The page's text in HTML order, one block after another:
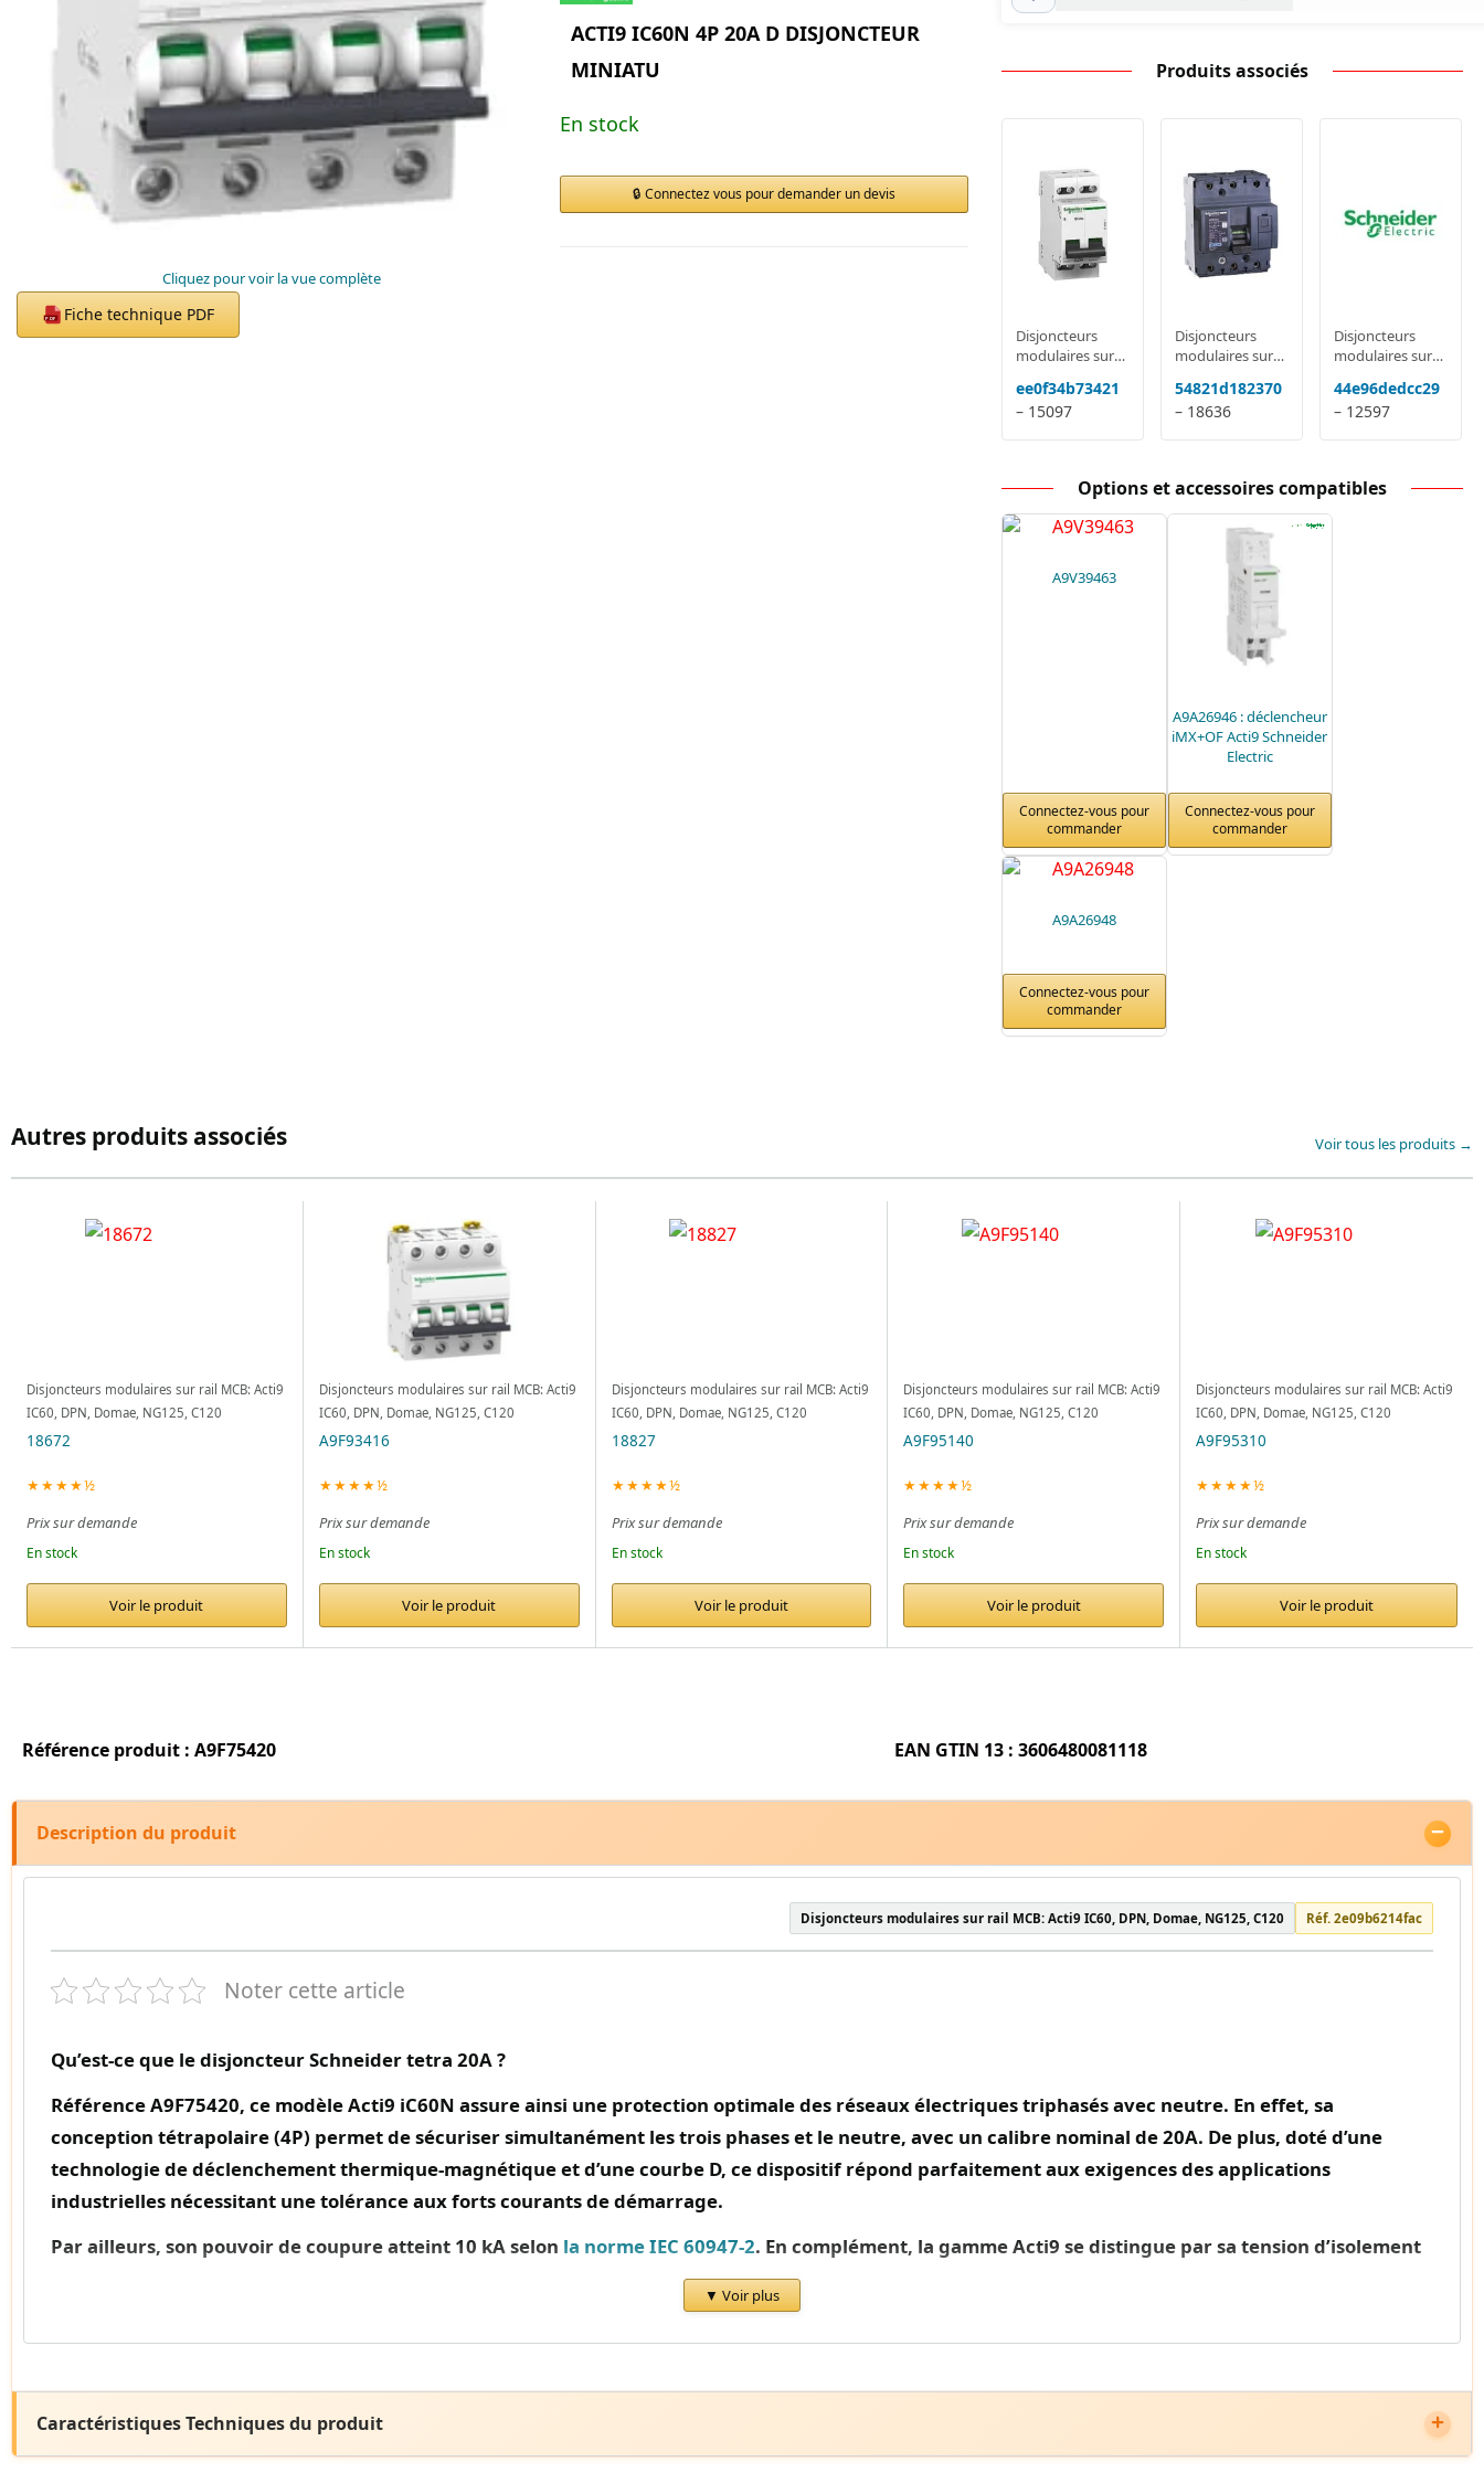
Cliquez pour voir la vue complète
PDF Fiche technique PDF
ACTI9 IC60N 4P 20A D DISJONCTEUR
MINIATU
En stock
Connectez vous pour demander un devis
Produits associés
Disjoncteurs
modulaires sur
IC60, DPN,
Domae, NG125,
ee0f34b73421
– 15097
Disjoncteurs
modulaires sur
IC60, DPN,
Domae, NG125,
54821d182370
– 18636
Disjoncteurs
modulaires sur
IC60, DPN,
Domae, NG125,
44e96dedcc29
– 12597
Options et accessoires compatibles
A9V39463
Connectez-vous pour
commander
A9A26946 : déclencheur
iMX+OF Acti9 Schneider
Electric
Connectez-vous pour
commander
A9A26948
Connectez-vous pour
commander
Autres produits associés Voir tous les produits →
Disjoncteurs modulaires sur rail MCB: Acti9
IC60, DPN, Domae, NG125, C120
18672
★★★★½
Prix sur demande
En stock
Voir le produit
Disjoncteurs modulaires sur rail MCB: Acti9
IC60, DPN, Domae, NG125, C120
A9F93416
★★★★½
Prix sur demande
En stock
Voir le produit
Disjoncteurs modulaires sur rail MCB: Acti9
IC60, DPN, Domae, NG125, C120
18827
★★★★½
Prix sur demande
En stock
Voir le produit
Disjoncteurs modulaires sur rail MCB: Acti9
IC60, DPN, Domae, NG125, C120
A9F95140
★★★★½
Prix sur demande
En stock
Voir le produit
Disjoncteurs modulaires sur rail MCB: Acti9
IC60, DPN, Domae, NG125, C120
A9F95310
★★★★½
Prix sur demande
En stock
Voir le produit
Référence produit : A9F75420 EAN GTIN 13 : 3606480081118
Description du produit
Disjoncteurs modulaires sur rail MCB: Acti9 IC60, DPN, Domae, NG125, C120 Réf. 2e09b6214fac
Noter cette article
Qu’est-ce que le disjoncteur Schneider tetra 20A ?
Référence A9F75420, ce modèleActi9 iC60N assureainsi une protection optimale des réseaux électriques triphasés avec neutre. En effet, sa
conception tétrapolaire (4P) permet de sécuriser simultanément les trois phases et le neutre, avec un calibre nominal de 20A. De plus, doté d’une
technologie de déclenchement thermique-magnétique et d’une courbe D, ce dispositif répond parfaitement aux exigences des applications
industrielles nécessitant une tolérance aux forts courants de démarrage.
Par ailleurs, son pouvoir de coupure atteint 10 kA selon la norme IEC 60947-2. En complément, la gamme Acti9 se distingue par sa tension d’isolement
(Ui) de 500V CA et sa tension de tenue aux chocs (Uimp) de 6 kV, garantissantainsi
compatible avec les peignes du système Acti9, son installation sur rail DIN s’effectue rapidement et sans difficulté.
La plage de température de fonctionnement s’étend de -35°C à +70°C, permettant une utilisation dans des environnements industriels variés.
▼ Voir plus
Caractéristiques Techniques du produit